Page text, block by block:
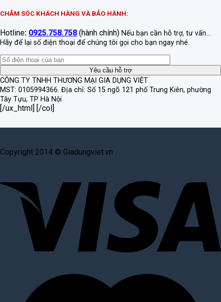
CHĂM SÓC KHÁCH HÀNG VÀ BẢO HÀNH:
Hotline: 0925.758.758 (hành chính) Nếu bạn cần hỗ trợ, tư vấn...
Hãy để lại số điện thoại để chúng tôi gọi cho bạn ngay nhé.
CÔNG TY TNHH THƯƠNG MẠI GIA DỤNG VIỆT
MST: 0105994366. Địa chỉ: Số 15 ngõ 121 phố Trung Kiên, phường
Tây Tựu, TP Hà Nội
[/ux_html] [/col]
Copyright 2014 © Giadungviet.vn